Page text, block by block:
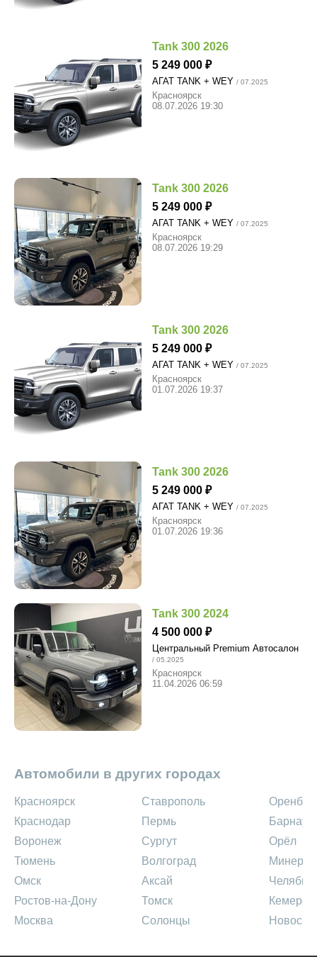
Tank 300 2026
5 249 000
АГАТ TANK + WEY / 07.2025
Красноярск
08.07.2026 19:30
Tank 300 2026
5 249 000
АГАТ TANK + WEY / 07.2025
Красноярск
08.07.2026 19:29
Tank 300 2026
5 249 000
АГАТ TANK + WEY / 07.2025
Красноярск
01.07.2026 19:37
Tank 300 2026
5 249 000
АГАТ TANK + WEY / 07.2025
Красноярск
01.07.2026 19:36
Tank 300 2024
4 500 000
Центральный Premium Автосалон
/ 05.2025
Красноярск
11.04.2026 06:59
Автомобили в других городах
Красноярск
Краснодар
Воронеж
Тюмень
Омск
Ростов-на-Дону
Москва
Ставрополь
Пермь
Сургут
Волгоград
Аксай
Томск
Солонцы
Барнаул
Орёл